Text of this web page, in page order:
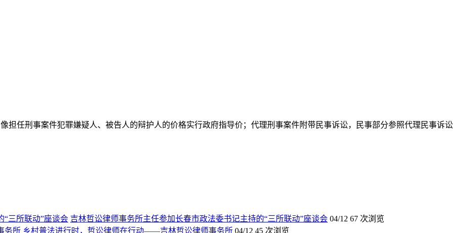
担任刑事案件犯罪嫌疑人、被告人的辩护人的价格实行政府指导价；代理刑事案件附带民事诉讼，民事部分参照代理民事诉讼
吉林哲讼律师事务所主任参加长春市政法委书记主持的“三所联动”座谈会 04/12 67 次浏览
乡村普法进行时，哲讼律师在行动——吉林哲讼律师事务所 04/12 45 次浏览